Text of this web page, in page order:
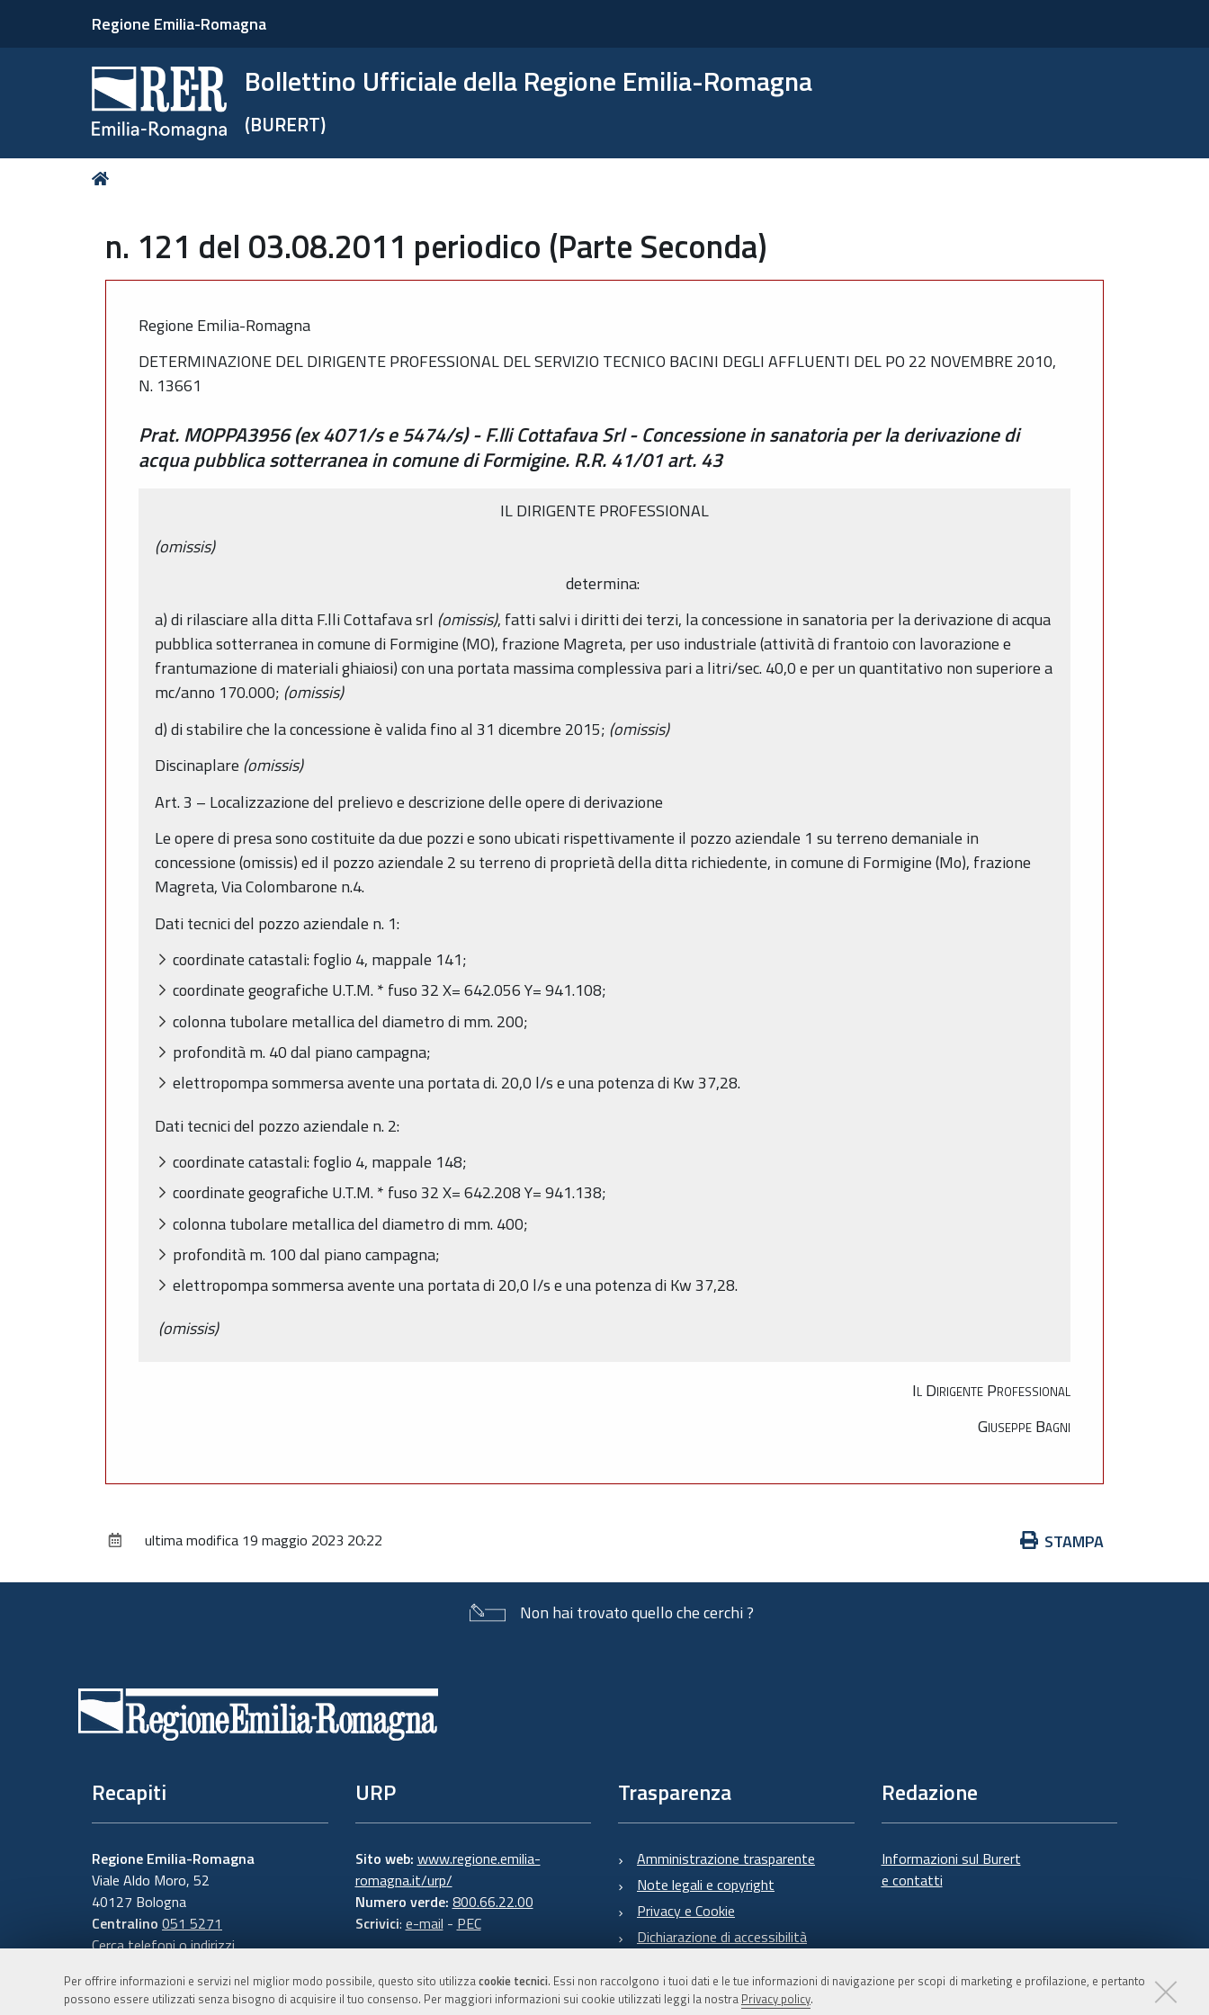
Per offrire informazioni e servizi nel miglior modo possibile, questo sito utilizzacookie tecnici. Essi non raccolgono i tuoi dati e le tue informazioni di navigazione per scopi di marketing e profilazione, e pertanto
possono essere utilizzati senza bisogno di acquisire il tuo consenso. Per maggiori informazioni sui cookie utilizzati leggi la nostra Privacy policy.
Regione Emilia-Romagna
Bollettino Ufficiale della Regione Emilia-Romagna
(BURERT)
Tu
n. 121 del 03.08.2011 periodico (Parte Seconda)
Regione Emilia-Romagna
DETERMINAZIONE DEL DIRIGENTE PROFESSIONAL DEL SERVIZIO TECNICO BACINI DEGLI AFFLUENTI DEL PO 22 NOVEMBRE 2010,
N. 13661
Prat. MOPPA3956 (ex 4071/s e 5474/s) - F.lli Cottafava Srl - Concessione in sanatoria per la derivazione di
acqua pubblica sotterranea in comune di Formigine. R.R. 41/01 art. 43
IL DIRIGENTE PROFESSIONAL
(omissis)
determina:
a) di rilasciare alla ditta F.lli Cottafava srl (omissis), fatti salvi i diritti dei terzi, la concessione in sanatoria per la derivazione di acqua
pubblica sotterranea in comune di Formigine (MO), frazione Magreta, per uso industriale (attività di frantoio con lavorazione e
frantumazione di materiali ghiaiosi) con una portata massima complessiva pari a litri/sec. 40,0 e per un quantitativo non superiore a
mc/anno 170.000; (omissis)
d) di stabilire che la concessione è valida fino al 31 dicembre 2015; (omissis)
Discinaplare (omissis)
Art. 3 – Localizzazione del prelievo e descrizione delle opere di derivazione
Le opere di presa sono costituite da due pozzi e sono ubicati rispettivamente il pozzo aziendale 1 su terreno demaniale in
concessione (omissis) ed il pozzo aziendale 2 su terreno di proprietà della ditta richiedente, in comune di Formigine (Mo), frazione
Magreta, Via Colombarone n.4.
Dati tecnici del pozzo aziendale n. 1:
coordinate catastali: foglio 4, mappale 141;
coordinate geografiche U.T.M. * fuso 32 X= 642.056 Y= 941.108;
colonna tubolare metallica del diametro di mm. 200;
profondità m. 40 dal piano campagna;
elettropompa sommersa avente una portata di. 20,0 l/s e una potenza di Kw 37,28.
Dati tecnici del pozzo aziendale n. 2:
coordinate catastali: foglio 4, mappale 148;
coordinate geografiche U.T.M. * fuso 32 X= 642.208 Y= 941.138;
colonna tubolare metallica del diametro di mm. 400;
profondità m. 100 dal piano campagna;
elettropompa sommersa avente una portata di 20,0 l/s e una potenza di Kw 37,28.
(omissis)
Il Dirigente Professional
Giuseppe Bagni
Azioni
documento
STAMPA
ultima modifica 19 maggio 2023 20:22
Non hai trovato quello che cerchi ?
Recapiti
Regione Emilia-Romagna
Viale Aldo Moro, 52
40127 Bologna
Centralino 051 5271
Cerca telefoni o indirizzi
URP
Sito web: www.regione.emilia-
romagna.it/urp/
Numero verde: 800.66.22.00
Scrivici: e-mail - PEC
Trasparenza
Amministrazione trasparente
Note legali e copyright
Privacy e Cookie
Dichiarazione di accessibilità
Redazione
Informazioni sul Burert
e contatti